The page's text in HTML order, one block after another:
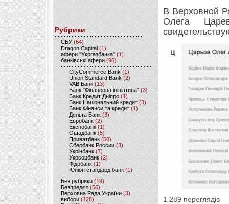
Рубрики
CБУ (64)
Dragon Capital (1)
афери "Укргазбанка" (1)
банківські афери (96)
CityCommerce Bank (1)
Union Standard Bank (2)
VAB Банк (13)
Банк "Фінансова ініціатива" (3)
Банк Кредит Дніпро (1)
Банк Національний кредит (3)
Банк Фінанси та кредит (1)
Дельта Банк (3)
Евробанк(2)
Експобанк (1)
Ощадбанк(5)
Приватбанк (50)
Сбербанк России (3)
Укрінбанк(7)
Укрсоцбанк (2)
Фідобанк (1)
Юніон стандард банк(1)
Без рубрики (19)
Безпредєл(56)
Верховна Рада України (3)
вибори(128)
В Верховной
Олега
1 289 переглядів